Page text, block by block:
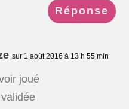
Réponse
sur 1 août 2016 à 13 h 55 min
joué